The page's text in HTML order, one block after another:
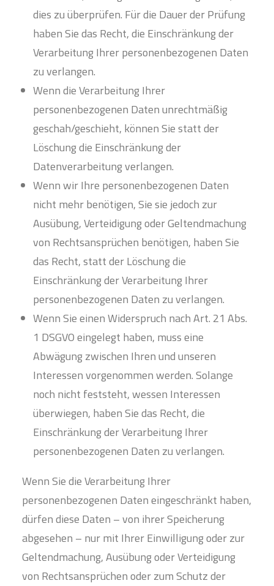
dies zu überprüfen. Für die Dauer der Prüfung
haben Sie das Recht, die Einschränkung der
Verarbeitung Ihrer personenbezogenen Daten
zu verlangen.
Wenn die Verarbeitung Ihrer
personenbezogenen Daten unrechtmäßig
geschah/geschieht, können Sie statt der
Löschung die Einschränkung der
Datenverarbeitung verlangen.
Wenn wir Ihre personenbezogenen Daten
nicht mehr benötigen, Sie sie jedoch zur
Ausübung, Verteidigung oder Geltendmachung
von Rechtsansprüchen benötigen, haben Sie
das Recht, statt der Löschung die
Einschränkung der Verarbeitung Ihrer
personenbezogenen Daten zu verlangen.
Wenn Sie einen Widerspruch nach Art. 21 Abs.
1 DSGVO eingelegt haben, muss eine
Abwägung zwischen Ihren und unseren
Interessen vorgenommen werden. Solange
noch nicht feststeht, wessen Interessen
überwiegen, haben Sie das Recht, die
Einschränkung der Verarbeitung Ihrer
personenbezogenen Daten zu verlangen.
Wenn Sie die Verarbeitung Ihrer
personenbezogenen Daten eingeschränkt haben,
dürfen diese Daten – von ihrer Speicherung
abgesehen – nur mit Ihrer Einwilligung oder zur
Geltendmachung, Ausübung oder Verteidigung
von Rechtsansprüchen oder zum Schutz der